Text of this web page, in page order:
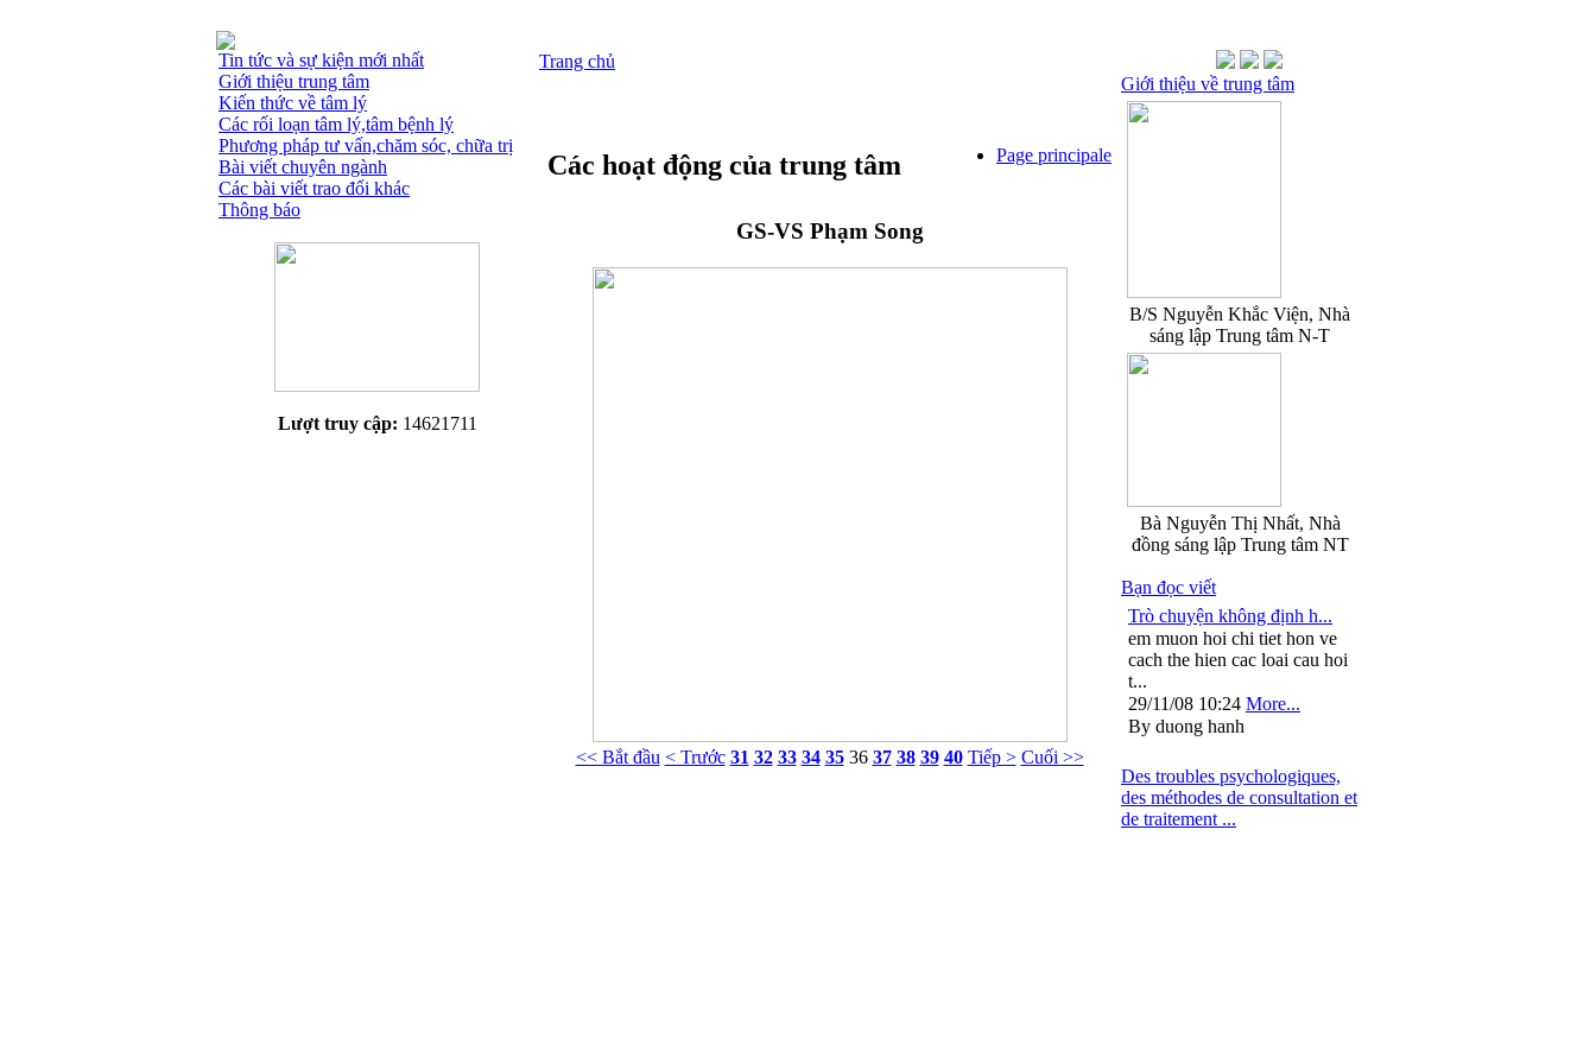
Tin tức và sự kiện mới nhất
Giới thiệu trung tâm
Kiến thức về tâm lý
Các rối loạn tâm lý,tâm bệnh lý
Phương pháp tư vấn,chăm sóc, chữa trị
Bài viết chuyên ngành
Các bài viết trao đổi khác
Thông báo
Lượt truy cập: 14621711
Trang chủ
Page principale
Các hoạt động của trung tâm
GS-VS Phạm Song
<< Bắt đầu < Trước 31 32 33 34 35 36 37 38 39 40 Tiếp > Cuối >>
Giới thiệu về trung tâm
B/S Nguyễn Khắc Viện, Nhà
sáng lập Trung tâm N-T
Bà Nguyễn Thị Nhất, Nhà
đồng sáng lập Trung tâm NT
Bạn đọc viết
Trò chuyện không định h...
em muon hoi chi tiet hon ve
cach the hien cac loai cau hoi
t...
29/11/08 10:24 More...
By duong hanh
Des troubles psychologiques,
des méthodes de consultation et
de traitement ...